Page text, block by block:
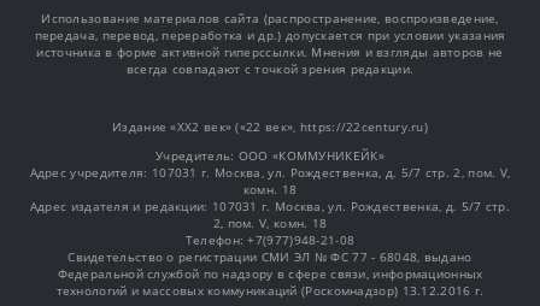
Использование материалов сайта (распространение, воспроизведение,
передача, перевод, переработка и др.) допускается при условии указания
источника в форме активной гиперссылки. Мнения и взгляды авторов не
всегда совпадают с точкой зрения редакции.
Издание «XX2 век» («22 век», https://22century.ru)
Учредитель: OOO «КОММУНИКЕЙК»
Адрес учредителя: 107031 г. Москва, ул. Рождественка, д. 5/7 стр. 2, пом. V,
комн. 18
Адрес издателя и редакции: 107031 г. Москва, ул. Рождественка, д. 5/7 стр.
2, пом. V, комн. 18
Телефон: +7(977)948-21-08
Свидетельство о регистрации СМИ ЭЛ № ФС 77 - 68048, выдано
Федеральной службой по надзору в сфере связи, информационных
технологий и массовых коммуникаций (Роскомнадзор) 13.12.2016 г.